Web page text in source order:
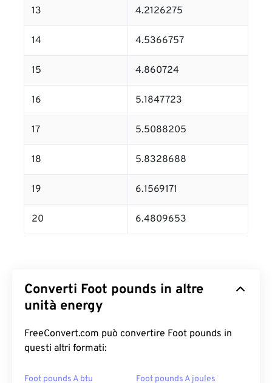
13 4.2126275
14 4.5366757
15 4.860724
16 5.1847723
17 5.5088205
18 5.8328688
19 6.1569171
20 6.4809653
Converti Foot pounds in altre
unità energy
FreeConvert.com può convertire Foot pounds in
questi altri formati:
Foot pounds A btu Foot pounds A joules